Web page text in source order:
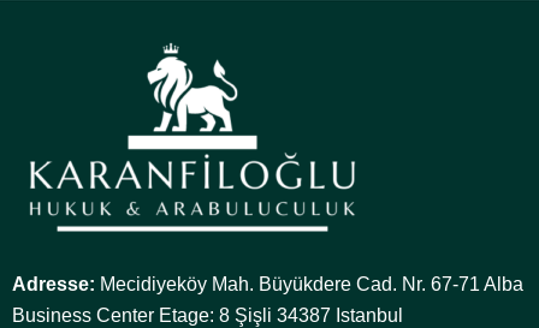
Adresse: Mecidiyeköy Mah. Büyükdere Cad. Nr. 67-71 Alba
Business Center Etage: 8 Şişli 34387 Istanbul